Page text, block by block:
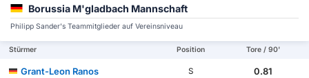
Borussia M'gladbach Mannschaft
Philipp Sander's Teammitglieder auf Vereinsniveau
Stürmer Position Tore / 90'
Grant-Leon Ranos S
0.81